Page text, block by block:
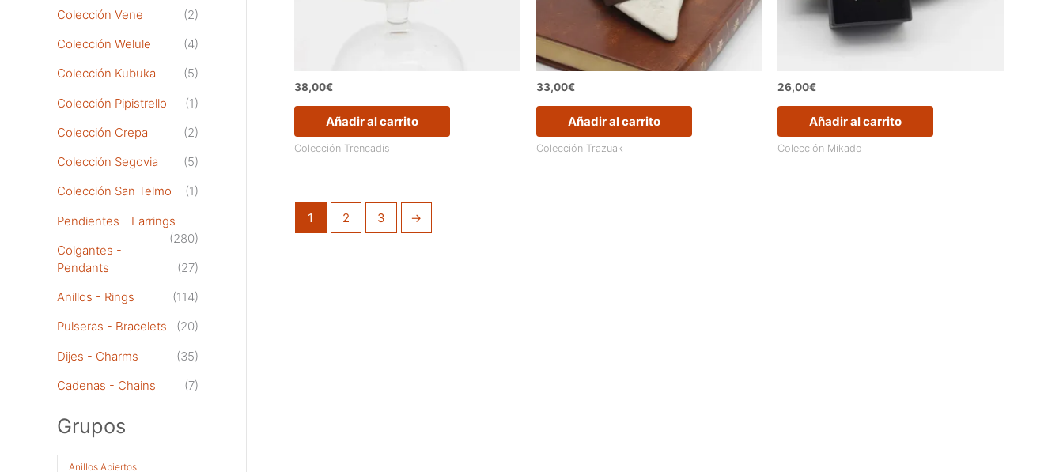
Colección Vene
(2)
Colección Welule
(4)
Colección Kubuka
(5)
Colección Pipistrello
(1)
Colección Crepa
(2)
Colección Segovia
(5)
Colección San Telmo
(1)
Pendientes - Earrings
(280)
Colgantes -
Pendants
(27)
Anillos - Rings
(114)
Pulseras - Bracelets
(20)
Dijes - Charms
(35)
Cadenas - Chains
(7)
Grupos
Anillos Abiertos
38,00€
Añadir al carrito
Colección Trencadis
33,00€
Añadir al carrito
Colección Trazuak
26,00€
Añadir al carrito
Colección Mikado
1 2 3 →